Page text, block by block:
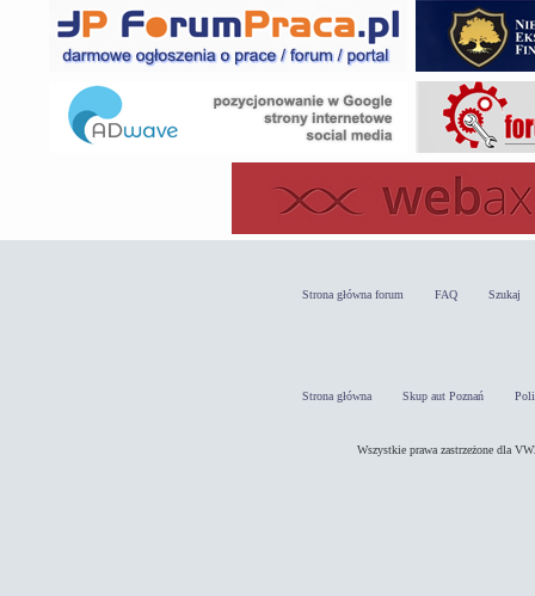
Strona główna forum FAQ Szukaj
Strona główna Skup aut Poznań
Wszystkie prawa zastrzeżone dla